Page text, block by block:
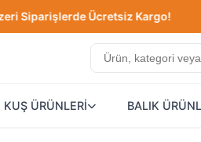
Ücretsiz Kargo!
KUŞ ÜRÜNLERİ BALIK